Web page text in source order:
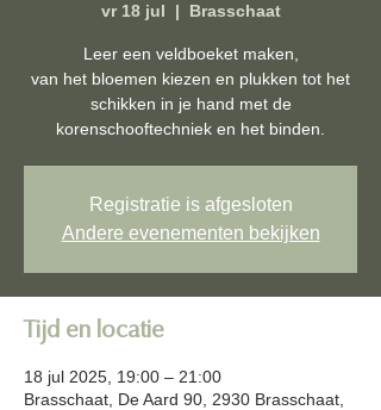
vr 18 jul
  |
Brasschaat
Leer een veldboeket maken,
van het bloemen kiezen en plukken tot het
schikken in je hand met de
korenschooftechniek en het binden.
Registratie is afgesloten
Andere evenementen bekijken
Tijd en locatie
18 jul 2025, 19:00 – 21:00
Brasschaat, De Aard 90, 2930 Brasschaat,